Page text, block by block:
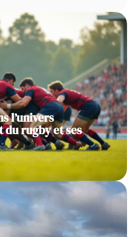
l’univers
du rugby et ses